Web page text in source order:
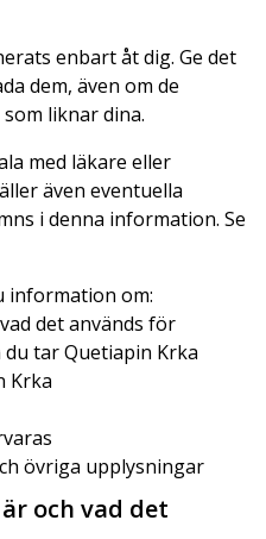
enbart åt dig. Ge det
dem, även om de
liknar dina.
med läkare eller
även eventuella
i denna information. Se
information om:
det används för
du tar Quetiapin Krka
Krka
övriga upplysningar
och vad det